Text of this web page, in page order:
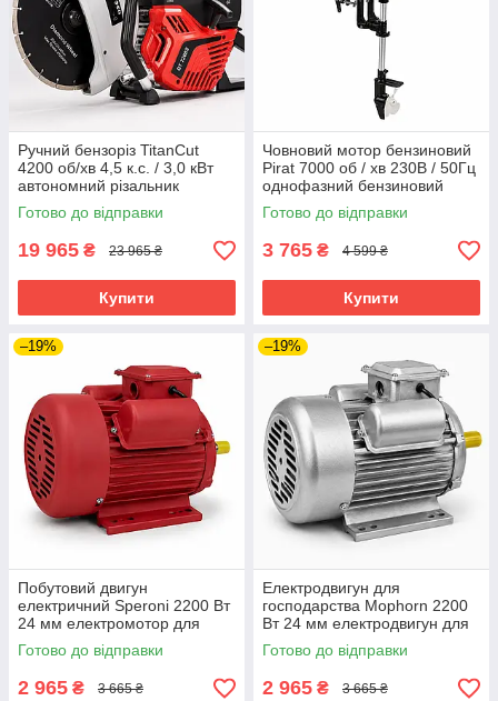
Ручний бензоріз TitanCut
4200 об/хв 4,5 к.с. / 3,0 кВт
автономний різальник
асфальту бензоріз по бетону
Готово до відправки
19 965 ₴ 23 965 ₴
Купити
Човновий мотор бензиновий
Pirat 7000 об / хв 230В / 50Гц
однофазний бензиновий
мотор для човна
Готово до відправки
3 765 ₴ 4 599 ₴
Купити
–19%
Побутовий двигун
електричний Speroni 2200 Вт
24 мм електромотор для
майстерні електродвигун для
деревообробки
Готово до відправки
2 965 ₴ 3 665 ₴
–19%
Електродвигун для
господарства Mophorn 2200
Вт 24 мм електродвигун для
домашньої майстерні двигун
для компресора
Готово до відправки
2 965 ₴ 3 665 ₴